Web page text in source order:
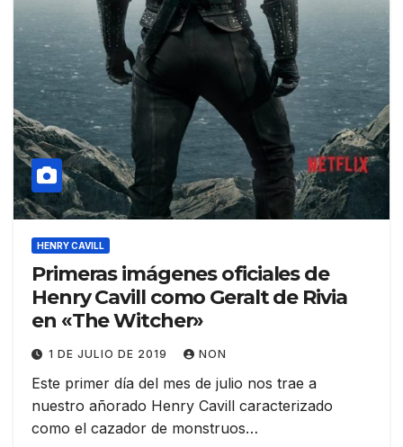
HENRY CAVILL
Primeras imágenes oficiales de
Henry Cavill como Geralt de Rivia
en «The Witcher»
1 DE JULIO DE 2019 NON
Este primer día del mes de julio nos trae a
nuestro añorado Henry Cavill caracterizado
como el cazador de monstruos…